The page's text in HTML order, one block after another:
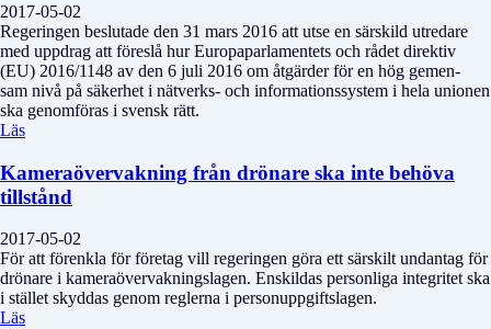
2017-05-02
Regeringen beslutade den 31 mars 2016 att utse en särskild utredare
med uppdrag att föreslå hur Europaparlamentets och rådet direktiv
(EU) 2016/1148 av den 6 juli 2016 om åtgärder för en hög gemen-
sam nivå på säkerhet i nätverks- och informationssystem i hela unionen
ska genomföras i svensk rätt.
Läs
Kameraövervakning från drönare ska inte behöva
tillstånd
2017-05-02
För att förenkla för företag vill regeringen göra ett särskilt undantag för
drönare i kameraövervakningslagen. Enskildas personliga integritet ska
i stället skyddas genom reglerna i personuppgiftslagen.
Läs